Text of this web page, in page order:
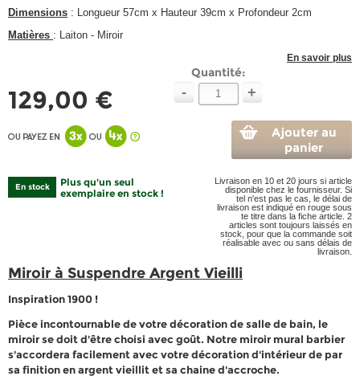
Dimensions : Longueur 57cm x Hauteur 39cm x Profondeur 2cm
Matières : Laiton - Miroir
En savoir plus
129,00 €
Quantité:
- +
Ajouter au
panier
En stock
Plus qu'un seul
exemplaire en stock !
Livraison en 10 et 20 jours si article
disponible chez le fournisseur. Si
tel n'est pas le cas, le délai de
livraison est indiqué en rouge sous
te titre dans la fiche article. 2
articles sont toujours laissés en
stock, pour que la commande soit
réalisable avec ou sans délais de
livraison.
Miroir à Suspendre Argent Vieilli
Inspiration 1900 !
Pièce incontournable de votre décoration de salle de bain, le
miroir se doit d'être choisi avec goût. Notre miroir mural barbier
s'accordera facilement avec votre décoration d'intérieur de par
sa finition en argent vieillit et sa chaine d'accroche.